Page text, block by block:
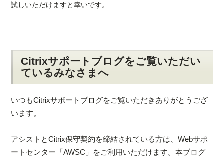
試しいただけますと幸いです。
Citrixサポートブログをご覧いただい
ているみなさまへ
いつもCitrixサポートブログをご覧いただきありがとうござ
います。
アシストとCitrix保守契約を締結されている方は、Webサポ
ートセンター「AWSC」をご利用いただけます。本ブログ